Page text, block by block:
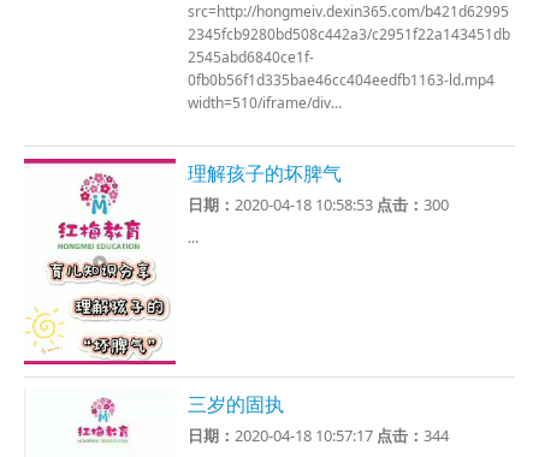
src=http://hongmeiv.dexin365.com/b421d62995
2345fcb9280bd508c442a3/c2951f22a143451db
2545abd6840ce1f-
0fb0b56f1d335bae46cc404eedfb1163-ld.mp4
width=510/iframe/div...
理解孩子的坏脾气
日期：2020-04-18 10:58:53 点击：300
...
三岁的固执
日期：2020-04-18 10:57:17 点击：344